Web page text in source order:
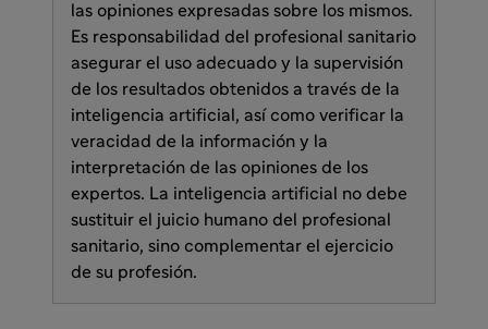
las opiniones expresadas sobre los mismos.
Es responsabilidad del profesional sanitario
asegurar el uso adecuado y la supervisión
de los resultados obtenidos a través de la
inteligencia artificial, así como verificar la
veracidad de la información y la
interpretación de las opiniones de los
expertos. La inteligencia artificial no debe
sustituir el juicio humano del profesional
sanitario, sino complementar el ejercicio
de su profesión.